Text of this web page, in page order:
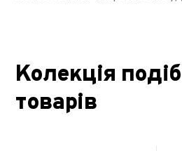
Колекція
товарів